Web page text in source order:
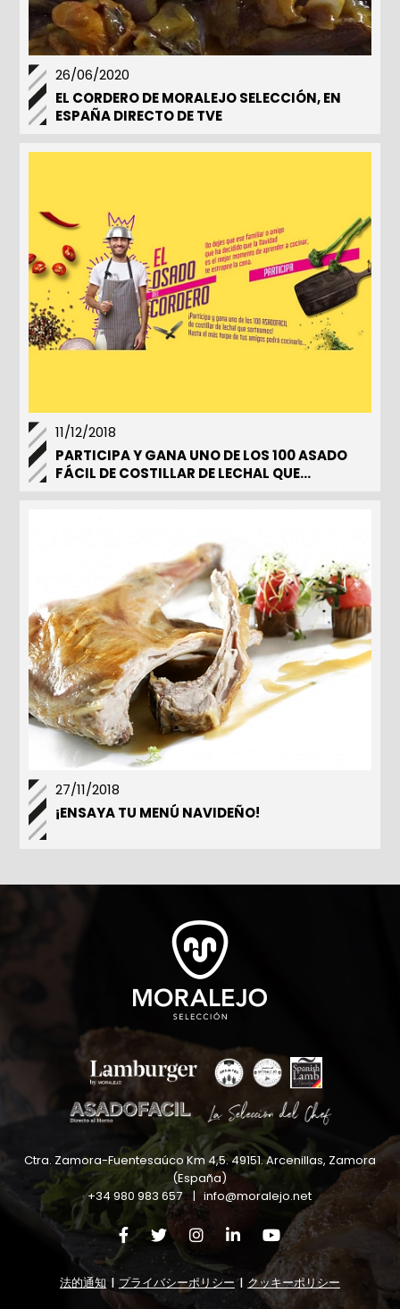
26/06/2020
EL CORDERO DE MORALEJO SELECCIÓN, EN
ESPAÑA DIRECTO DE TVE
11/12/2018
PARTICIPA Y GANA UNO DE LOS 100 ASADO
FÁCIL DE COSTILLAR DE LECHAL QUE
27/11/2018
¡ENSAYA TU MENÚ NAVIDEÑO!
Ctra. Zamora-Fuentesaúco Km 4,5.49151.Arcenillas, Zamora
(España)
+34 980 983 657 |info@moralejo.net
法的通知 | プライバシーポリシー | クッキーポリシー